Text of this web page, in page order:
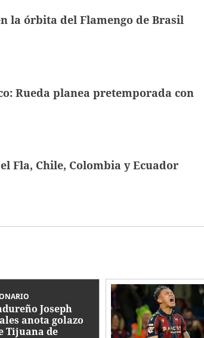
la órbita del Flamengo de Brasil
Rueda planea pretemporada con
Fla, Chile, Colombia y Ecuador
Joseph
anota golazo
Tijuana de